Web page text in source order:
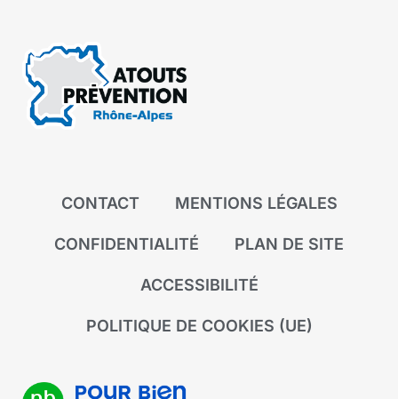
CONTACT MENTIONS LÉGALES
CONFIDENTIALITÉ PLAN DE SITE
ACCESSIBILITÉ
POLITIQUE DE COOKIES (UE)